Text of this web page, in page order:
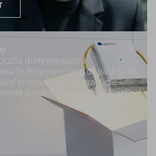
dumneavoastră
TruPulse nano timp de până la 30
procesului dvs. de producție –
și vedeți rezultate reale înainte